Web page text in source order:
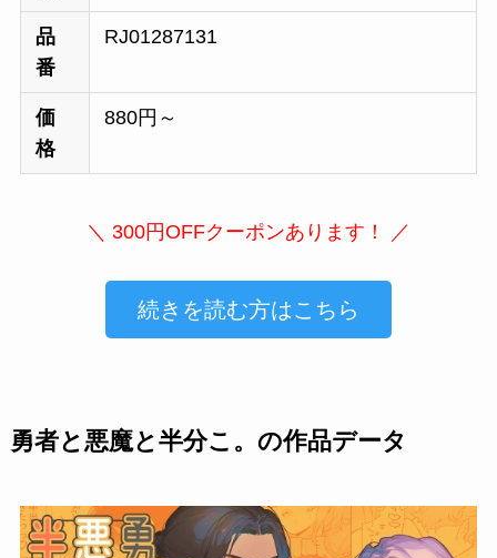
品
番
RJ01287131
価
格
880円～
＼ 300円OFFクーポンあります！ ／
続きを読む方はこちら
勇者と悪魔と半分こ。の作品データ